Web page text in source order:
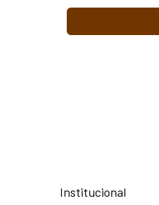
Institucional